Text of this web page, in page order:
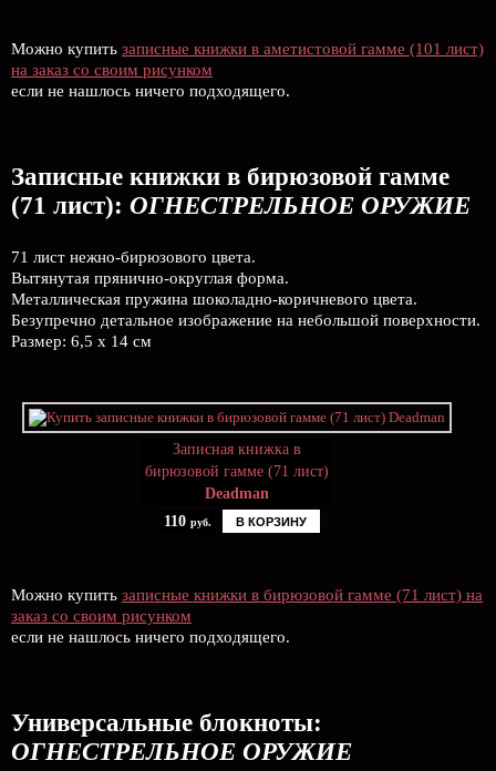
Можно купить записные книжки в аметистовой гамме (101 лист)
на заказ со своим рисунком
если не нашлось ничего подходящего.
Записные книжки в бирюзовой гамме
(71 лист): ОГНЕСТРЕЛЬНОЕ ОРУЖИЕ
71 лист нежно-бирюзового цвета.
Вытянутая прянично-округлая форма.
Металлическая пружина шоколадно-коричневого цвета.
Безупречно детальное изображение на небольшой поверхности.
Размер: 6,5 х 14 см
Записная книжка в
бирюзовой гамме (71 лист)
Deadman
110 руб. В КОРЗИНУ
Можно купить записные книжки в бирюзовой гамме (71 лист) на
заказ со своим рисунком
если не нашлось ничего подходящего.
Универсальные блокноты:
ОГНЕСТРЕЛЬНОЕ ОРУЖИЕ